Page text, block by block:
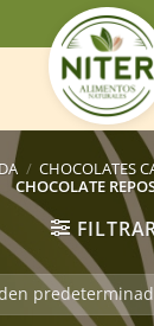
/ CHOCOLATES
CHOCOLATE